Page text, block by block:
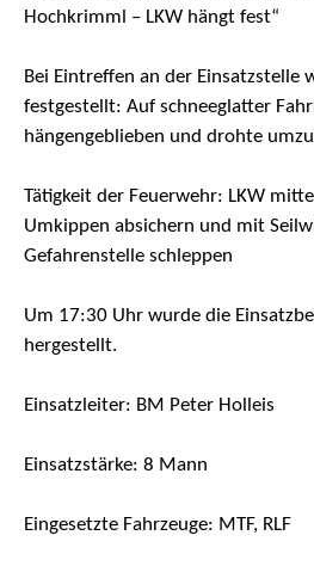
Hochkrimml – LKW hängt fest“
Bei Eintreffen an der Einsatzstelle
festgestellt: Auf schneeglatter
hängengeblieben und drohte
Tätigkeit der Feuerwehr: LKW
Umkippen absichern und mit
Gefahrenstelle schleppen
Um 17:30 Uhr wurde die
hergestellt.
Einsatzleiter: BM Peter Holleis
Einsatzstärke: 8 Mann
Eingesetzte Fahrzeuge: MTF, RLF